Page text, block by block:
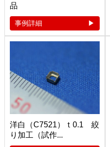
品
事例詳細
洋白（C7521）ｔ0.1 絞
り加工（試作...